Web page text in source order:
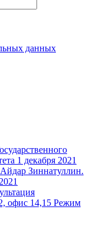
данных
1 декабря 2021
Зиннатуллин.
офис 14,15 Режим